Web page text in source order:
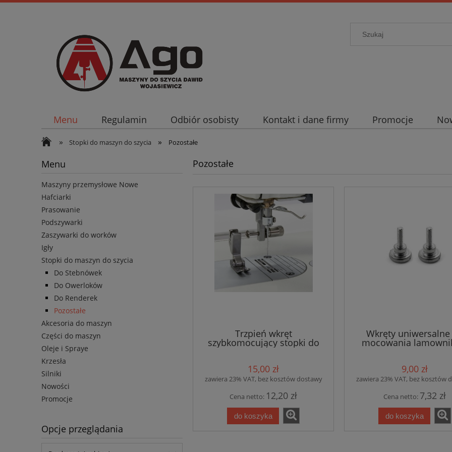
Menu Regulamin Odbiór osobisty Kontakt i dane firmy Promocje
» Stopki do maszyn do szycia » Pozostałe
Menu
Maszyny przemysłowe Nowe
Hafciarki
Prasowanie
Podszywarki
Zaszywarki do worków
Igły
Stopki do maszyn do szycia
Do Stebnówek
Do Owerloków
Do Renderek
Pozostałe
Akcesoria do maszyn
Części do maszyn
Oleje i Spraye
Krzesła
Silniki
Nowości
Promocje
Opcje przeglądania
Pozostałe
Trzpień wkręt
szybkomocujący stopki do
stebnówek
15,00 zł
zawiera 23% VAT, bez kosztów dostawy
Cena netto: 12,20 zł
do koszyka
Wkręty
mocowania
9,00 zł
zawiera 23% VAT, bez kosztów
Cena netto: 7,32 zł
do koszyka